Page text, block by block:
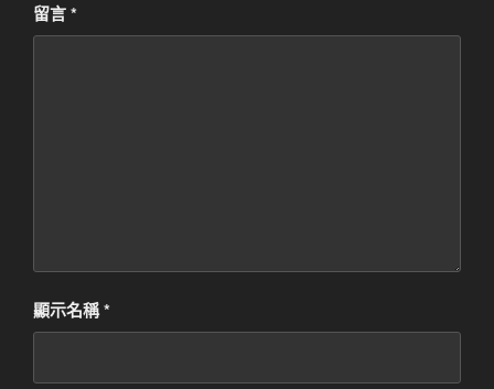
留言*
顯示名稱*